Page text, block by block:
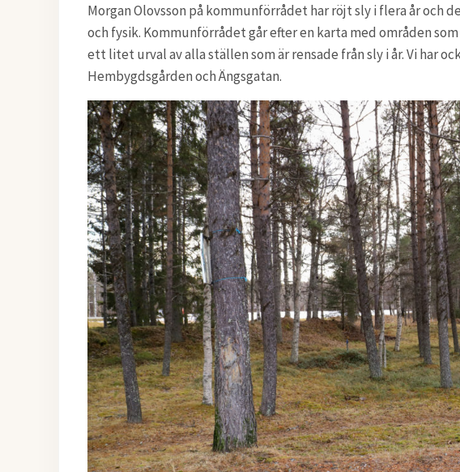
Morgan Olovsson på kommunförrådet har röjt sly i flera år och
och fysik. Kommunförrådet går efter en karta med områden
ett litet urval av alla ställen som är rensade från sly i år. Vi har
Hembygdsgården och Ängsgatan.